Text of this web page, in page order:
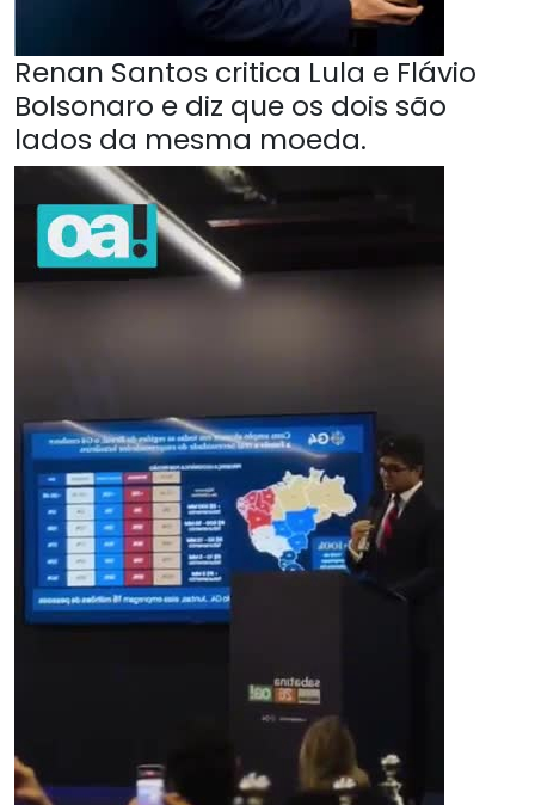
Renan Santos critica Lula e Flávio
Bolsonaro e diz que os dois são
lados da mesma moeda.